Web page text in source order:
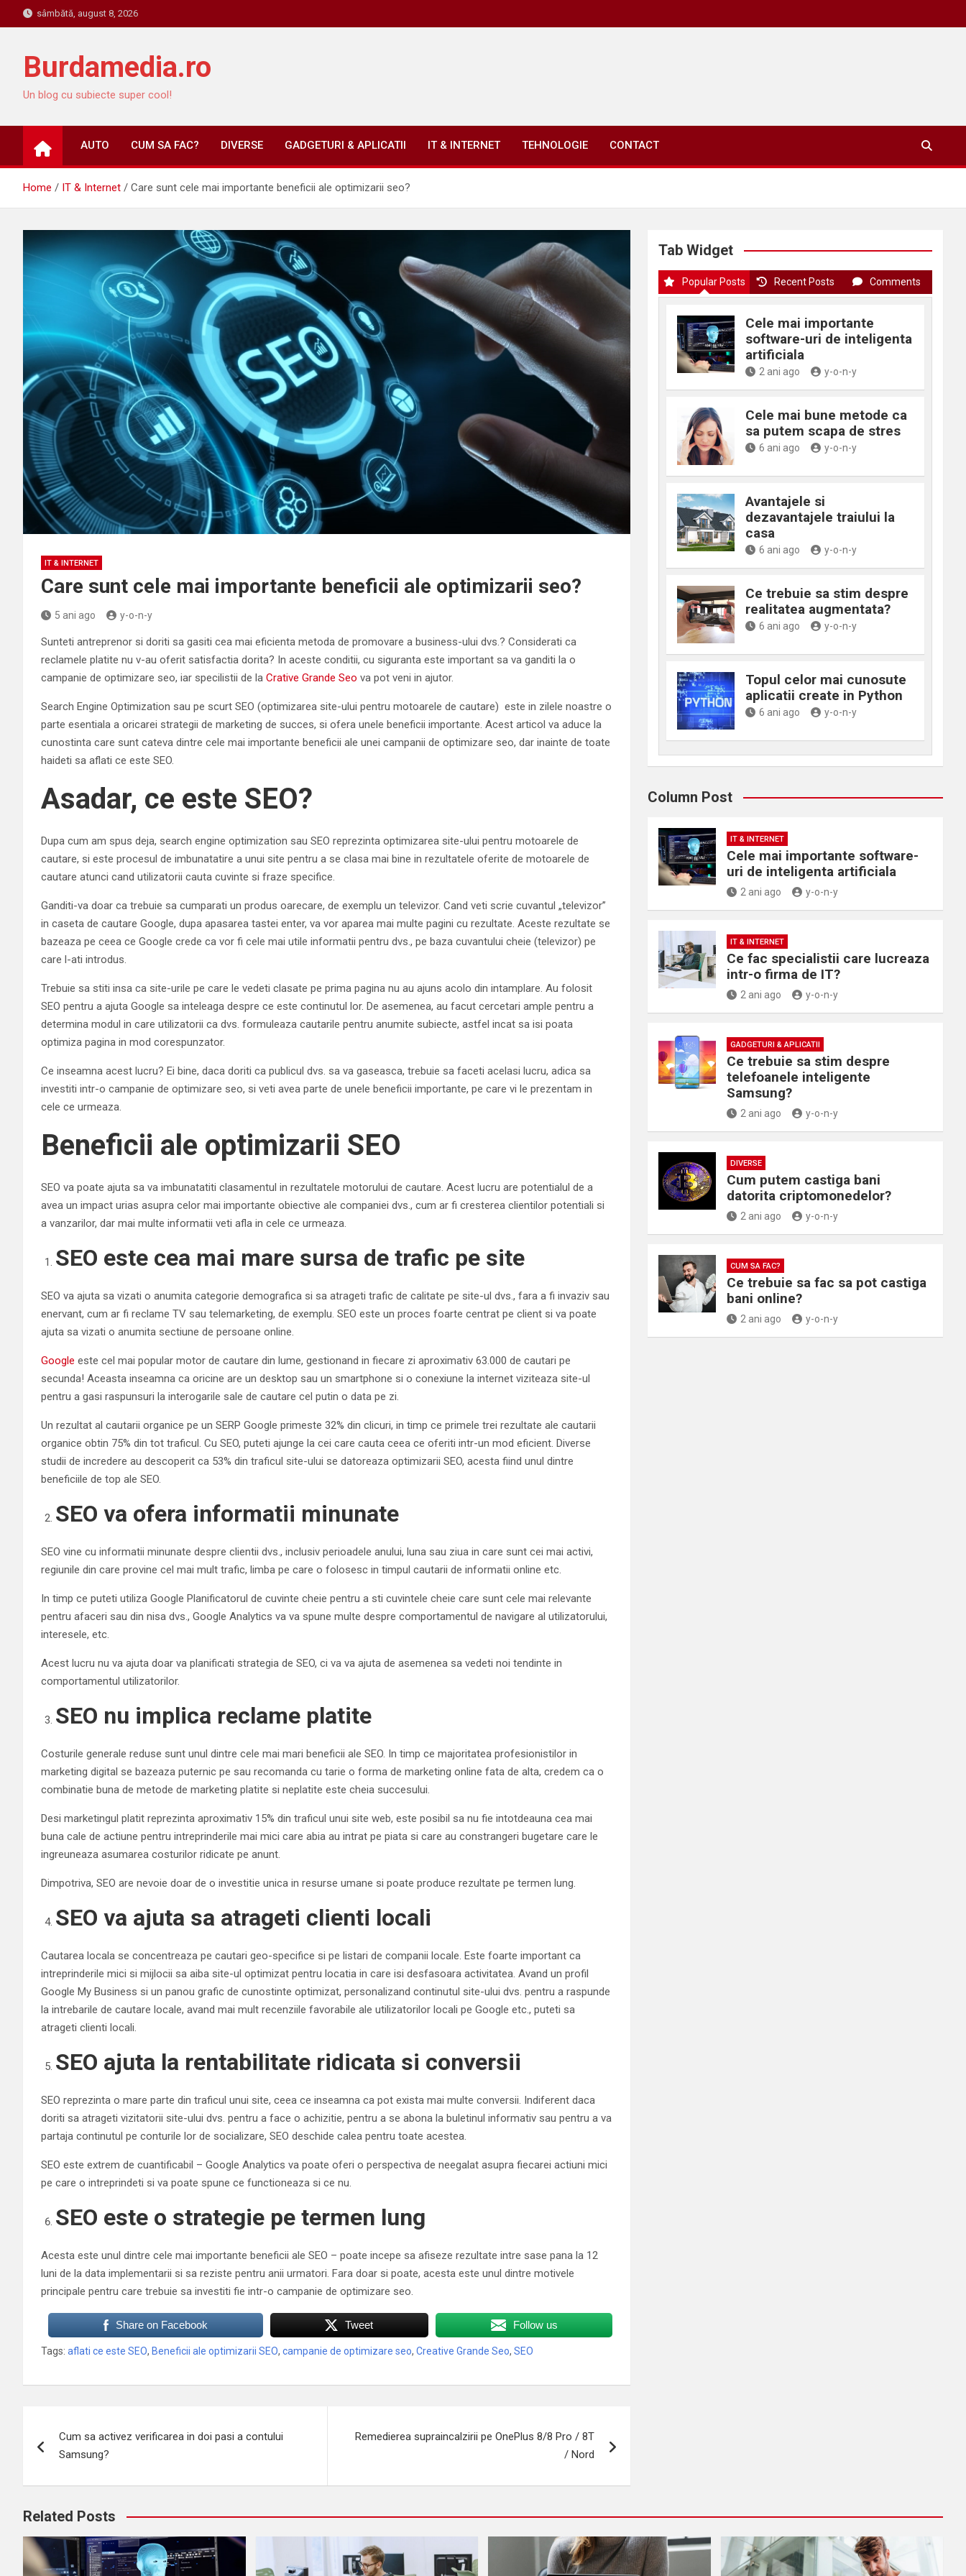
to
sâmbătă, august 8, 2026
Burdamedia.ro
Un blog cu subiecte super cool!
AUTO CUM SA FAC? DIVERSE GADGETURI & APLICATII IT & INTERNET TEHNOLOGIE CONTACT
Home IT & Internet Care sunt cele mai importante beneficii ale optimizarii seo?
IT & INTERNET
Care sunt cele mai importante beneficii ale optimizarii seo?
5 ani ago y-o-n-y
Sunteti antreprenor si doriti sa gasiti cea mai eficienta metoda de promovare a business-ului dvs.? Considerati ca
reclamele platite nu v-au oferit satisfactia dorita? In aceste conditii, cu siguranta este important sa va ganditi la o
campanie de optimizare seo, iar specilistii de la Crative Grande Seo va pot veni in ajutor.
Search Engine Optimization sau pe scurt SEO (optimizarea site-ului pentru motoarele de cautare) este in zilele noastre o
parte esentiala a oricarei strategii de marketing de succes, si ofera unele beneficii importante. Acest articol va aduce la
cunostinta care sunt cateva dintre cele mai importante beneficii ale unei campanii de optimizare seo, dar inainte de toate
haideti sa aflati ce este SEO.
Asadar, ce este SEO?
Dupa cum am spus deja, search engine optimization sau SEO reprezinta optimizarea site-ului pentru motoarele de
cautare, si este procesul de imbunatatire a unui site pentru a se clasa mai bine in rezultatele oferite de motoarele de
cautare atunci cand utilizatorii cauta cuvinte si fraze specifice.
Ganditi-va doar ca trebuie sa cumparati un produs oarecare, de exemplu un televizor. Cand veti scrie cuvantul „televizor”
in caseta de cautare Google, dupa apasarea tastei enter, va vor aparea mai multe pagini cu rezultate. Aceste rezultate se
bazeaza pe ceea ce Google crede ca vor fi cele mai utile informatii pentru dvs., pe baza cuvantului cheie (televizor) pe
care l-ati introdus.
Trebuie sa stiti insa ca site-urile pe care le vedeti clasate pe prima pagina nu au ajuns acolo din intamplare. Au folosit
SEO pentru a ajuta Google sa inteleaga despre ce este continutul lor. De asemenea, au facut cercetari ample pentru a
determina modul in care utilizatorii ca dvs. formuleaza cautarile pentru anumite subiecte, astfel incat sa isi poata
optimiza pagina in mod corespunzator.
Ce inseamna acest lucru? Ei bine, daca doriti ca publicul dvs. sa va gaseasca, trebuie sa faceti acelasi lucru, adica sa
investiti intr-o campanie de optimizare seo, si veti avea parte de unele beneficii importante, pe care vi le prezentam in
cele ce urmeaza.
Beneficii ale optimizarii SEO
SEO va poate ajuta sa va imbunatatiti clasamentul in rezultatele motorului de cautare. Acest lucru are potentialul de a
avea un impact urias asupra celor mai importante obiective ale companiei dvs., cum ar fi cresterea clientilor potentiali si
a vanzarilor, dar mai multe informatii veti afla in cele ce urmeaza.
SEO este cea mai mare sursa de trafic pe site
SEO va ajuta sa vizati o anumita categorie demografica si sa atrageti trafic de calitate pe site-ul dvs., fara a fi invaziv sau
enervant, cum ar fi reclame TV sau telemarketing, de exemplu. SEO este un proces foarte centrat pe client si va poate
ajuta sa vizati o anumita sectiune de persoane online.
Google este cel mai popular motor de cautare din lume, gestionand in fiecare zi aproximativ 63.000 de cautari pe
secunda! Aceasta inseamna ca oricine are un desktop sau un smartphone si o conexiune la internet viziteaza site-ul
pentru a gasi raspunsuri la interogarile sale de cautare cel putin o data pe zi.
Un rezultat al cautarii organice pe un SERP Google primeste 32% din clicuri, in timp ce primele trei rezultate ale cautarii
organice obtin 75% din tot traficul. Cu SEO, puteti ajunge la cei care cauta ceea ce oferiti intr-un mod eficient. Diverse
studii de incredere au descoperit ca 53% din traficul site-ului se datoreaza optimizarii SEO, acesta fiind unul dintre
beneficiile de top ale SEO.
SEO va ofera informatii minunate
SEO vine cu informatii minunate despre clientii dvs., inclusiv perioadele anului, luna sau ziua in care sunt cei mai activi,
regiunile din care provine cel mai mult trafic, limba pe care o folosesc in timpul cautarii de informatii online etc.
In timp ce puteti utiliza Google Planificatorul de cuvinte cheie pentru a sti cuvintele cheie care sunt cele mai relevante
pentru afaceri sau din nisa dvs., Google Analytics va va spune multe despre comportamentul de navigare al utilizatorului,
interesele, etc.
Acest lucru nu va ajuta doar va planificati strategia de SEO, ci va va ajuta de asemenea sa vedeti noi tendinte in
comportamentul utilizatorilor.
SEO nu implica reclame platite
Costurile generale reduse sunt unul dintre cele mai mari beneficii ale SEO. In timp ce majoritatea profesionistilor in
marketing digital se bazeaza puternic pe sau recomanda cu tarie o forma de marketing online fata de alta, credem ca o
combinatie buna de metode de marketing platite si neplatite este cheia succesului.
Desi marketingul platit reprezinta aproximativ 15% din traficul unui site web, este posibil sa nu fie intotdeauna cea mai
buna cale de actiune pentru intreprinderile mai mici care abia au intrat pe piata si care au constrangeri bugetare care le
ingreuneaza asumarea costurilor ridicate pe anunt.
Dimpotriva, SEO are nevoie doar de o investitie unica in resurse umane si poate produce rezultate pe termen lung.
SEO va ajuta sa atrageti clienti locali
Cautarea locala se concentreaza pe cautari geo-specifice si pe listari de companii locale. Este foarte important ca
intreprinderile mici si mijlocii sa aiba site-ul optimizat pentru locatia in care isi desfasoara activitatea. Avand un profil
Google My Business si un panou grafic de cunostinte optimizat, personalizand continutul site-ului dvs. pentru a raspunde
la intrebarile de cautare locale, avand mai mult recenziile favorabile ale utilizatorilor locali pe Google etc., puteti sa
atrageti clienti locali.
SEO ajuta la rentabilitate ridicata si conversii
SEO reprezinta o mare parte din traficul unui site, ceea ce inseamna ca pot exista mai multe conversii. Indiferent daca
doriti sa atrageti vizitatorii site-ului dvs. pentru a face o achizitie, pentru a se abona la buletinul informativ sau pentru a va
partaja continutul pe conturile lor de socializare, SEO deschide calea pentru toate acestea.
SEO este extrem de cuantificabil – Google Analytics va poate oferi o perspectiva de neegalat asupra fiecarei actiuni mici
pe care o intreprindeti si va poate spune ce functioneaza si ce nu.
SEO este o strategie pe termen lung
Acesta este unul dintre cele mai importante beneficii ale SEO – poate incepe sa afiseze rezultate intre sase pana la 12
luni de la data implementarii si sa reziste pentru anii urmatori. Fara doar si poate, acesta este unul dintre motivele
principale pentru care trebuie sa investiti fie intr-o campanie de optimizare seo.
Share on Facebook Tweet Follow us
Tags: aflati ce este SEO, Beneficii ale optimizarii SEO, campanie de optimizare seo, Creative Grande Seo, SEO
în
articole
Cum sa activez verificarea in doi pasi a contului
Samsung?
Remedierea supraincalzirii pe OnePlus 8/8 Pro / 8T
/ Nord
Tab Widget
Popular Posts Recent Posts Comments
Cele mai importante
software-uri de inteligenta
artificiala
2 ani ago y-o-n-y
Cele mai bune metode ca
sa putem scapa de stres
6 ani ago y-o-n-y
Avantajele si
dezavantajele traiului la
casa
6 ani ago y-o-n-y
Ce trebuie sa stim despre
realitatea augmentata?
6 ani ago y-o-n-y
Topul celor mai cunosute
aplicatii create in Python
6 ani ago y-o-n-y
Column Post
IT & INTERNET
Cele mai importante software-
uri de inteligenta artificiala
2 ani ago y-o-n-y
IT & INTERNET
Ce fac specialistii care lucreaza
intr-o firma de IT?
2 ani ago y-o-n-y
GADGETURI & APLICATII
Ce trebuie sa stim despre
telefoanele inteligente
Samsung?
2 ani ago y-o-n-y
DIVERSE
Cum putem castiga bani
datorita criptomonedelor?
2 ani ago y-o-n-y
CUM SA FAC?
Ce trebuie sa fac sa pot castiga
bani online?
2 ani ago y-o-n-y
Related Posts